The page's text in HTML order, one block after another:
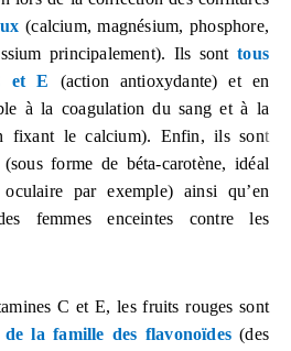
(calcium, magnésium, phosphore,
principalement). Ils sont tous
et E
(action antioxydante) et en
à la coagulation du sang et à la
fixant le calcium). Enfin, ils sont
(sous forme de béta-carotène, idéal
par exemple) ainsi qu’en
femmes enceintes contre les
C et E, les fruits rouges sont
la famille des flavonoïdes (des